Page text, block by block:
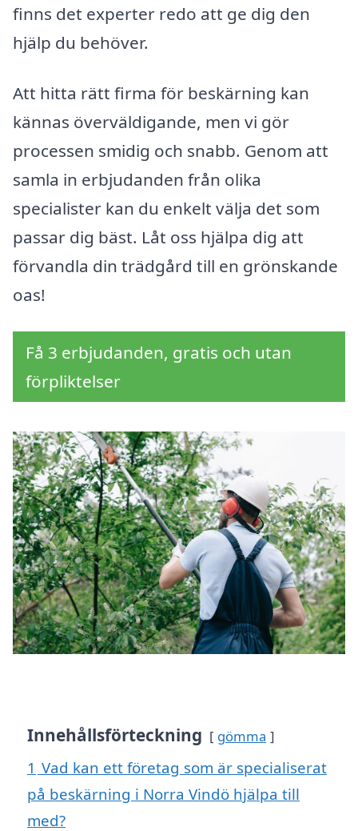
finns det experter redo att ge dig den
hjälp du behöver.
Att hitta rätt firma för beskärning kan
kännas överväldigande, men vi gör
processen smidig och snabb. Genom att
samla in erbjudanden från olika
specialister kan du enkelt välja det som
passar dig bäst. Låt oss hjälpa dig att
förvandla din trädgård till en grönskande
oas!
Få 3 erbjudanden, gratis och utan
förpliktelser
Innehållsförteckning gömma
1 Vad kan ett företag som är specialiserat
på beskärning i Norra Vindö hjälpa till
med?